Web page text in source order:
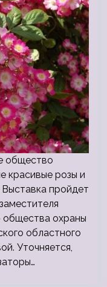
общество
красивые розы и
пройдет
общества охраны
областного
Уточняется,